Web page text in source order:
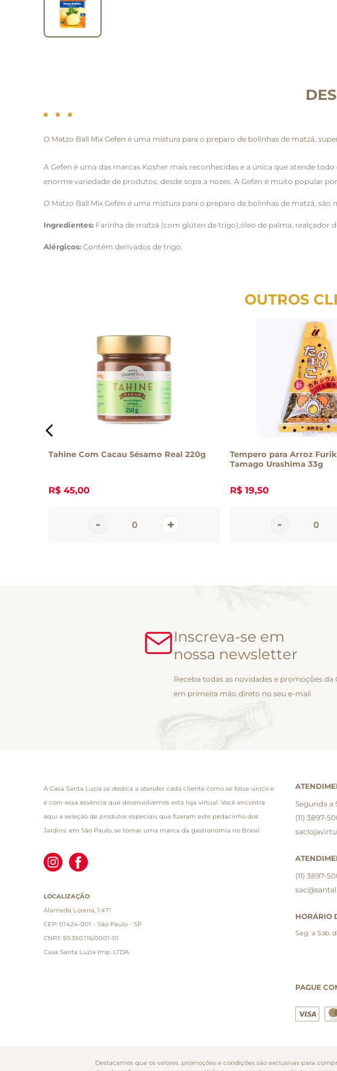
O Matzo Ball Mix Gefen é uma mistura para o preparo de bolinhas de matzá,
A Gefen é uma das marcas Kosher mais reconhecidas e a única que atende
enorme variedade de produtos, desde sopa a nozes. A Gefen é muito popular
O Matzo Ball Mix Gefen é uma mistura para o preparo de bolinhas de matzá, são
Ingredientes: Farinha de matzá (com glúten de trigo),óleo de palma, realçador
Alérgicos: Contém derivados de trigo.
OUTROS
Tahine Com Cacau Sésamo Real 220g
R$ 45,00
Tempero para Arroz
Tamago Urashima 33g
R$ 19,50
Inscreva-se em
nossa newsletter
Receba todas as novidades e promoções da
em primeira mão direto no seu e-mail
A Casa Santa Luzia se dedica a atender cada cliente como se fosse único e
é com essa essência que desenvolvemos esta loja virtual. Você encontra
aqui a seleção de produtos especiais que fizeram este pedacinho dos
Jardins, em São Paulo, se tornar uma marca da gastronomia no Brasil.
LOCALIZAÇÃO
Alameda Lorena, 1.471
CEP: 01424-001 - São Paulo - SP
CNPJ: 59.350.116/0001-01
Casa Santa Luzia Imp. LTDA
Segunda a
(11) 3897-
(11) 3897-
HORÁRIO
Seg. a Sáb.
PAGUE
Destacamos que os valores, promoções e condições são exclusivas para